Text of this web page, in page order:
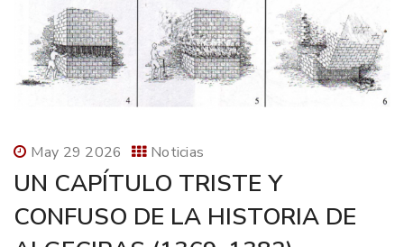
May 29 2026 Noticias
UN CAPÍTULO TRISTE Y
CONFUSO DE LA HISTORIA DE